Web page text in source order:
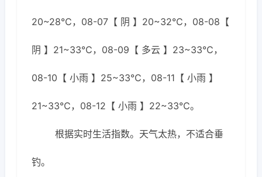
20~28℃，08-07【 阴 】20~32℃，08-08【
阴 】21~33℃，08-09【 多云 】23~33℃，
08-10【 小雨 】25~33℃，08-11【 小雨 】
21~33℃，08-12【 小雨 】22~33℃。
根据实时生活指数。天气太热，不适合垂
钓。